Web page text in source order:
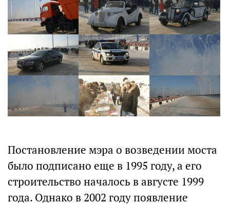
Постановление мэра о возведении моста
было подписано еще в 1995 году, а его
строительство началось в августе 1999
года. Однако в 2002 году появление